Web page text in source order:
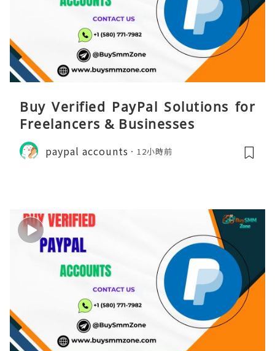
Buy Verified PayPal Solutions for
Freelancers & Businesses
paypal accounts 12小時前